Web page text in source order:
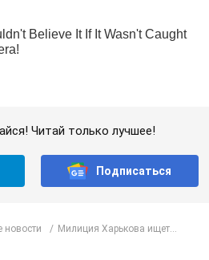
Читай только лучшее!
Подписаться
новости Милиция Харькова ищет...